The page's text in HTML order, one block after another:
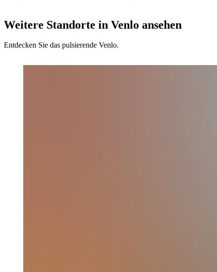
Weitere Standorte in Venlo ansehen
Entdecken Sie das pulsierende Venlo.